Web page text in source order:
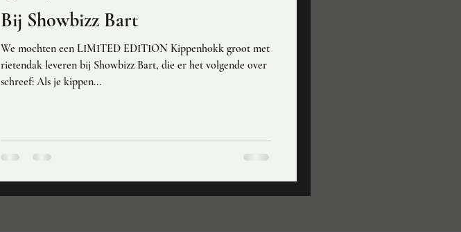
Bij Showbizz Bart
We mochten een LIMITED EDITION Kippenhokk groot met
rietendak leveren bij Showbizz Bart, die er het volgende over
schreef: Als je kippen...